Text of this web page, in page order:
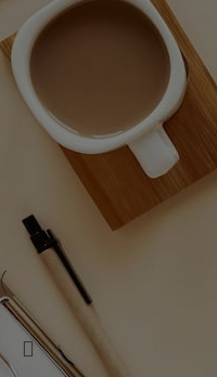
SORT BY
Popularity
Average rating
Newness
Price: low to high
Price: high to low